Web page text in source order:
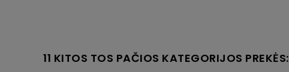
11 KITOS TOS PAČIOS KATEGORIJOS PREKĖS: